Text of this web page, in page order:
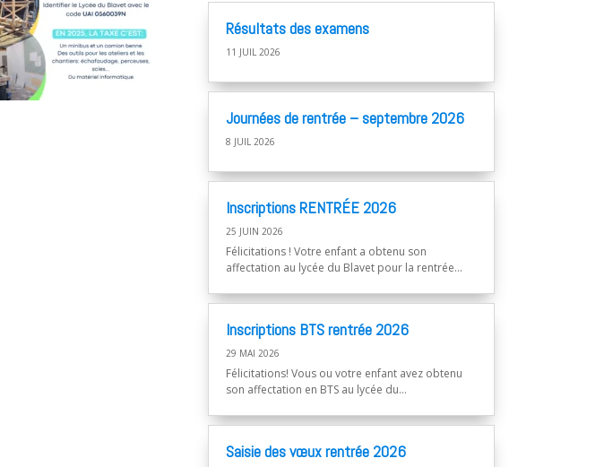
Résultats des examens
11 JUIL 2026
Journées de rentrée – septembre 2026
8 JUIL 2026
Inscriptions RENTRÉE 2026
25 JUIN 2026
Félicitations ! Votre enfant a obtenu son
affectation au lycée du Blavet pour la rentrée...
Inscriptions BTS rentrée 2026
29 MAI 2026
Félicitations! Vous ou votre enfant avez obtenu
son affectation en BTS au lycée du...
Saisie des vœux rentrée 2026